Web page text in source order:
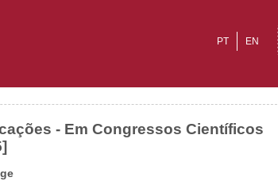
EN
PT
- Em Congressos Científicos